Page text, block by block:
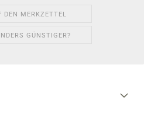
DEN MERKZETTEL
GÜNSTIGER?